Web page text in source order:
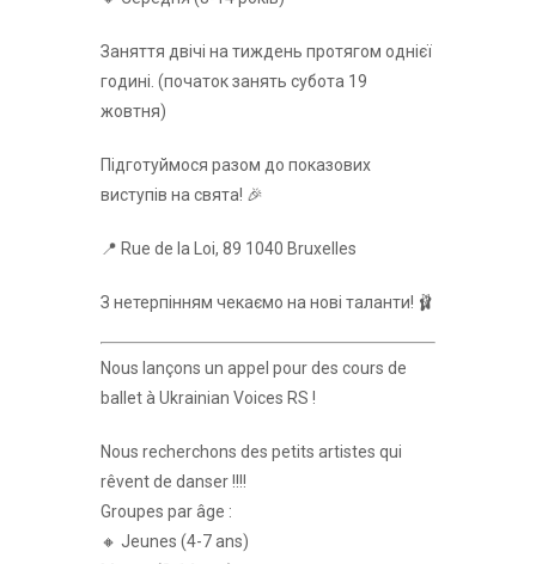
Заняття двічі на тиждень протягом однієї
годині. (початок занять субота 19
жовтня)
Підготуймося разом до показових
виступів на свята! 🎉
📍 Rue de la Loi, 89 1040 Bruxelles
З нетерпінням чекаємо на нові таланти! 🩰
Nous lançons un appel pour des cours de
ballet à Ukrainian Voices RS !
Nous recherchons des petits artistes qui
rêvent de danser !!!!
Groupes par âge :
🔸 Jeunes (4-7 ans)